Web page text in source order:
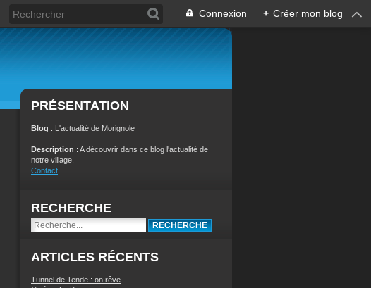
Connexion + Créer mon blog
PRÉSENTATION
Blog : L'actualité de Morignole
Description : A découvrir dans ce blog l'actualité de
notre village.
Contact
RECHERCHE
ARTICLES RÉCENTS
Tunnel de Tende : on rêve